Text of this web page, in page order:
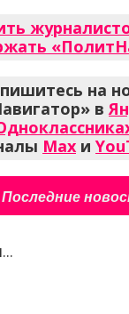
на
в
Max и
Последние